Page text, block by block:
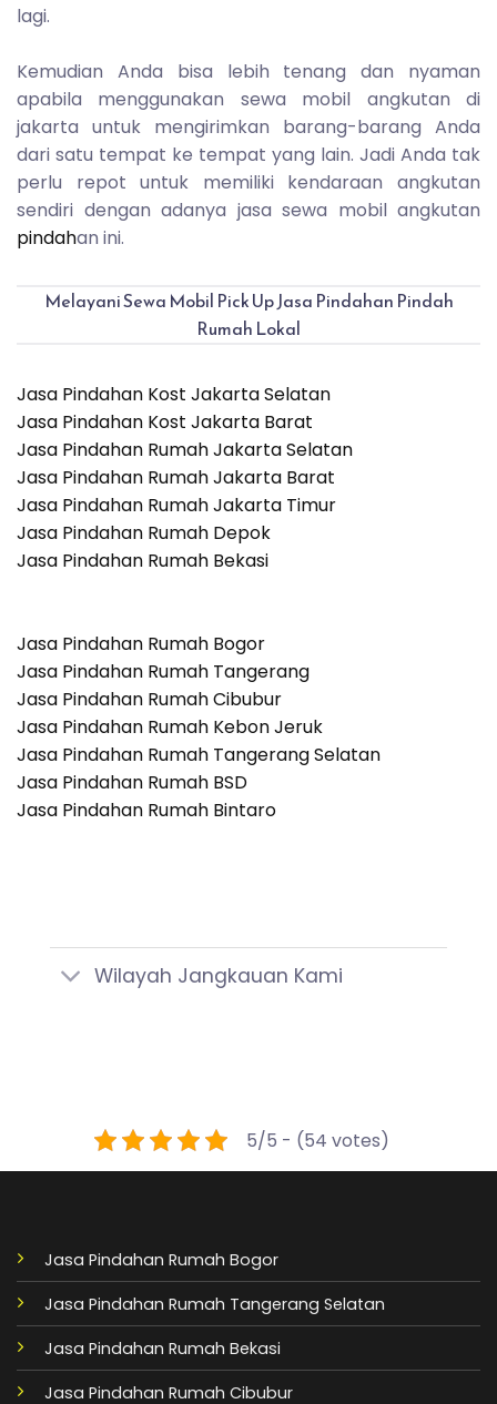
lagi.
Kemudian Anda bisa lebih tenang dan nyaman
apabila menggunakan sewa mobil angkutan di
jakarta untuk mengirimkan barang-barang Anda
dari satu tempat ke tempat yang lain. Jadi Anda tak
perlu repot untuk memiliki kendaraan angkutan
sendiri dengan adanya jasa sewa mobil angkutan
pindahan ini.
Melayani Sewa Mobil Pick Up Jasa Pindahan Pindah
Rumah Lokal
Jasa Pindahan Kost Jakarta Selatan
Jasa Pindahan Kost Jakarta Barat
Jasa Pindahan Rumah Jakarta Selatan
Jasa Pindahan Rumah Jakarta Barat
Jasa Pindahan Rumah Jakarta Timur
Jasa Pindahan Rumah Depok
Jasa Pindahan Rumah Bekasi
Jasa Pindahan Rumah Bogor
Jasa Pindahan Rumah Tangerang
Jasa Pindahan Rumah Cibubur
Jasa Pindahan Rumah Kebon Jeruk
Jasa Pindahan Rumah Tangerang Selatan
Jasa Pindahan Rumah BSD
Jasa Pindahan Rumah Bintaro
Wilayah Jangkauan Kami
5/5 - (54 votes)
Jasa Pindahan Rumah Bogor
Jasa Pindahan Rumah Tangerang Selatan
Jasa Pindahan Rumah Bekasi
Jasa Pindahan Rumah Cibubur